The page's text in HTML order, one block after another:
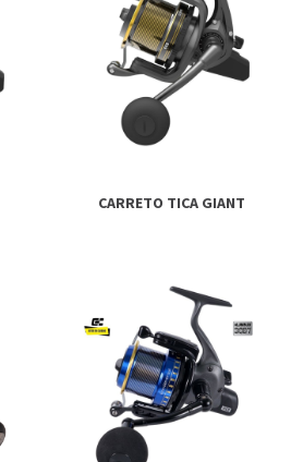
CARRETO TICA GIANT